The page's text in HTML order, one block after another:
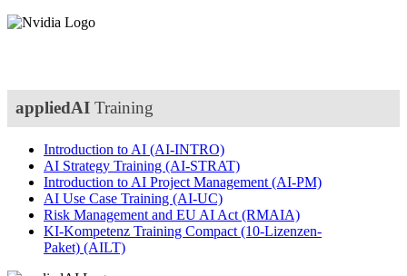
appliedAI Training
Introduction to AI (AI-INTRO)
AI Strategy Training (AI-STRAT)
Introduction to AI Project Management (AI-PM)
AI Use Case Training (AI-UC)
Risk Management and EU AI Act (RMAIA)
KI-Kompetenz Training Compact (10-Lizenzen-
Paket) (AILT)